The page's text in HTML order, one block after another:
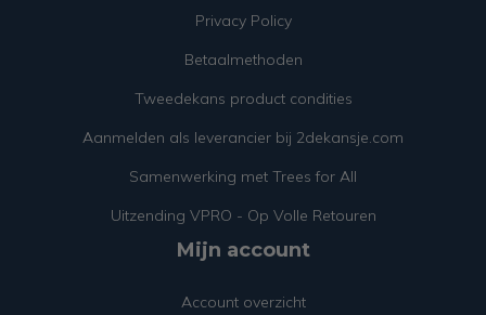
Privacy Policy
Betaalmethoden
Tweedekans product condities
Aanmelden als leverancier bij 2dekansje.com
Samenwerking met Trees for All
Uitzending VPRO - Op Volle Retouren
Mijn account
Account overzicht